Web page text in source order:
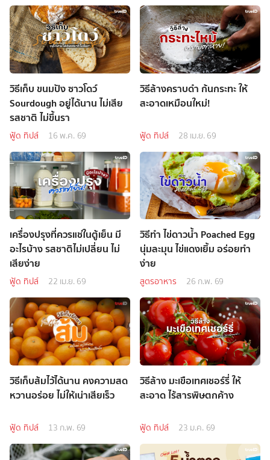
วิธีเก็บ ขนมปัง ซาวโดว์
Sourdough อยู่ได้นาน ไม่เสีย
รสชาติ ไม่ขึ้นรา
ฟู้ด ทิปส์ 16 พ.ค. 69
วิธีล้างคราบดำ ก้นกระทะ ให้
สะอาดเหมือนใหม่!
ฟู้ด ทิปส์ 28 เม.ย. 69
เครื่องปรุงที่ควรแช่ในตู้เย็น มี
อะไรบ้าง รสชาติไม่เปลี่ยน ไม่
เสียง่าย
ฟู้ด ทิปส์ 22 เม.ย. 69
วิธีทำ ไข่ดาวน้ำ Poached Egg
นุ่มละมุน ไข่แดงเยิ้ม อร่อยทำ
ง่าย
สูตรอาหาร 26 ก.พ. 69
วิธีเก็บส้มไว้ได้นาน คงความสด
หวานอร่อย ไม่ให้เน่าเสียเร็ว
ฟู้ด ทิปส์ 13 ก.พ. 69
วิธีล้าง มะเขือเทศเชอร์รี่ ให้
สะอาด ไร้สารพิษตกค้าง
ฟู้ด ทิปส์ 23 ม.ค. 69